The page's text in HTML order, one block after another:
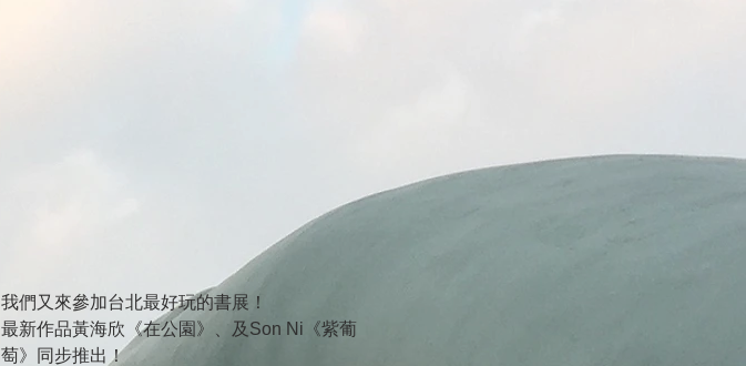
我們又來參加台北最好玩的書展！
最新作品黃海欣《在公園》、及Son Ni《紫葡
萄》同步推出！